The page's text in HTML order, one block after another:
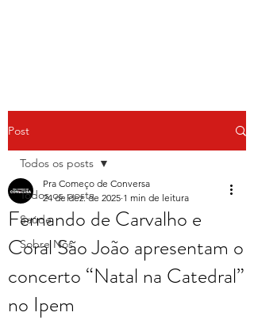
Post
Todos os posts
Saúde
Sobre Nós
Todos os posts
Fernando de Carvalho e
Coral São João apresentam o
concerto “Natal na Catedral”
no Ipem
Pra Começo de Conversa
24 de dez. de 2025 1 min de leitura